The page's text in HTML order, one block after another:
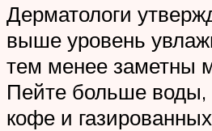
Дерматологи
выше уровень
тем менее заметны
Пейте больше воды,
кофе и